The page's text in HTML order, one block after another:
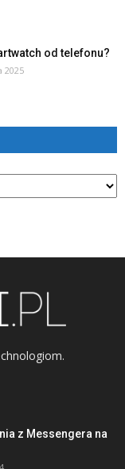
od telefonu?
2025
z Messengera na